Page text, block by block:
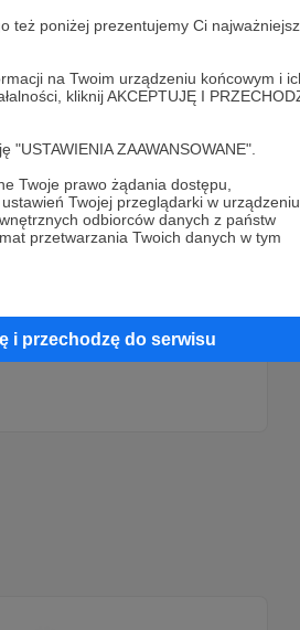
też poniżej prezentujemy Ci
na Twoim urządzeniu końcowym i
kliknij AKCEPTUJĘ I
ZAAWANSOWANE".
Twoje prawo żądania dostępu,
Twojej przeglądarki w urządzeniu
odbiorców danych z państw
przetwarzania Twoich danych w tym
i przechodzę do serwisu